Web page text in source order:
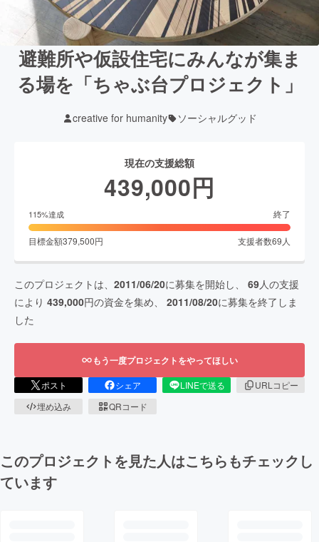
避難所や仮設住宅にみんなが集ま
る場を「ちゃぶ台プロジェクト」
creative for humanity ソーシャルグッド
現在の支援総額
439,000円
115%達成 終了
目標金額379,500円 支援者数69 人
このプロジェクトは、 2011/06/20に募集を開始し、 69人の支援
により 439,000円の資金を集め、 2011/08/20に募集を終了しま
した
もう一度プロジェクトをやってほしい
ポスト シェア LINEで送る
URLコピー
埋め込み
QRコード
このプロジェクトを見た人はこちらもチェックし
ています